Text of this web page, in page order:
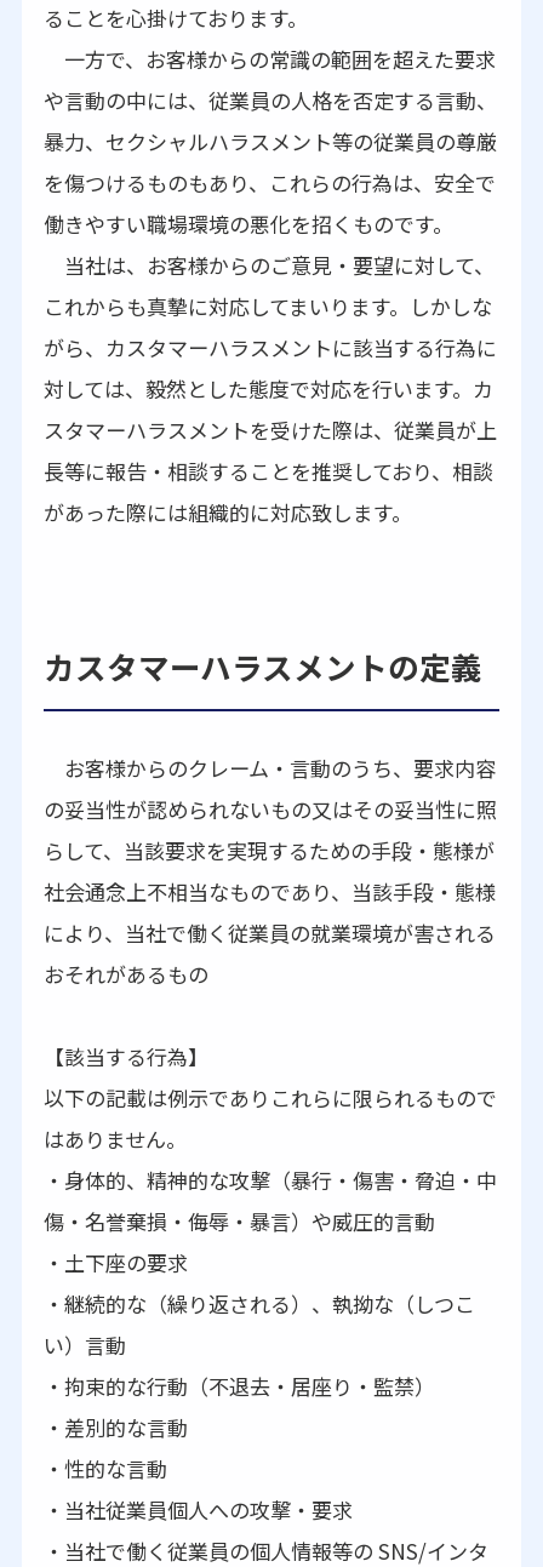
ることを心掛けております。
一方で、お客様からの常識の範囲を超えた要求
や言動の中には、従業員の人格を否定する言動、
暴力、セクシャルハラスメント等の従業員の尊厳
を傷つけるものもあり、これらの行為は、安全で
働きやすい職場環境の悪化を招くものです。
当社は、お客様からのご意見・要望に対して、
これからも真摯に対応してまいります。しかしな
がら、カスタマーハラスメントに該当する行為に
対しては、毅然とした態度で対応を行います。カ
スタマーハラスメントを受けた際は、従業員が上
長等に報告・相談することを推奨しており、相談
があった際には組織的に対応致します。
カスタマーハラスメントの定義
お客様からのクレーム・言動のうち、要求内容
の妥当性が認められないもの又はその妥当性に照
らして、当該要求を実現するための手段・態様が
社会通念上不相当なものであり、当該手段・態様
により、当社で働く従業員の就業環境が害される
おそれがあるもの
【該当する行為】
以下の記載は例示でありこれらに限られるもので
はありません。
・身体的、精神的な攻撃（暴行・傷害・脅迫・中
傷・名誉棄損・侮辱・暴言）や威圧的言動
・土下座の要求
・継続的な（繰り返される）、執拗な（しつこ
い）言動
・拘束的な行動（不退去・居座り・監禁）
・差別的な言動
・性的な言動
・当社従業員個人への攻撃・要求
・当社で働く従業員の個人情報等の SNS/インタ